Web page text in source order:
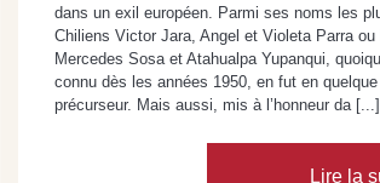
dans un exil européen. Parmi ses noms les
Chiliens Victor Jara, Angel et Violeta Parra ou
Mercedes Sosa et Atahualpa Yupanqui,
connu dès les années 1950, en fut en
précurseur. Mais aussi, mis à l’honneur da [...]
Lire la